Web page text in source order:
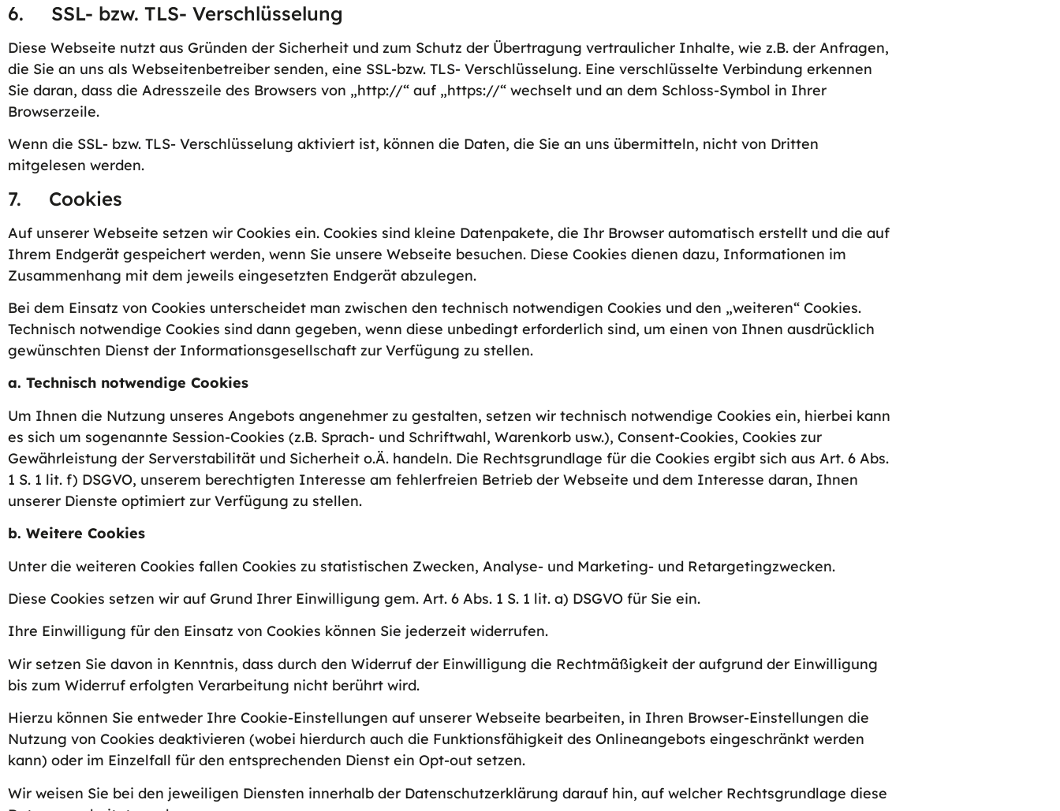
6. SSL- bzw. TLS- Verschlüsselung
Diese Webseite nutzt aus Gründen der Sicherheit und zum Schutz der Übertragung vertraulicher Inhalte, wie z.B. der Anfragen,
die Sie an uns als Webseitenbetreiber senden, eine SSL-bzw. TLS- Verschlüsselung. Eine verschlüsselte Verbindung erkennen
Sie daran, dass die Adresszeile des Browsers von „http://“ auf „https://“ wechselt und an dem Schloss-Symbol in Ihrer
Browserzeile.
Wenn die SSL- bzw. TLS- Verschlüsselung aktiviert ist, können die Daten, die Sie an uns übermitteln, nicht von Dritten
mitgelesen werden.
7. Cookies
Auf unserer Webseite setzen wir Cookies ein. Cookies sind kleine Datenpakete, die Ihr Browser automatisch erstellt und die auf
Ihrem Endgerät gespeichert werden, wenn Sie unsere Webseite besuchen. Diese Cookies dienen dazu, Informationen im
Zusammenhang mit dem jeweils eingesetzten Endgerät abzulegen.
Bei dem Einsatz von Cookies unterscheidet man zwischen den technisch notwendigen Cookies und den „weiteren“ Cookies.
Technisch notwendige Cookies sind dann gegeben, wenn diese unbedingt erforderlich sind, um einen von Ihnen ausdrücklich
gewünschten Dienst der Informationsgesellschaft zur Verfügung zu stellen.
a. Technisch notwendige Cookies
Um Ihnen die Nutzung unseres Angebots angenehmer zu gestalten, setzen wir technisch notwendige Cookies ein, hierbei kann
es sich um sogenannte Session-Cookies (z.B. Sprach- und Schriftwahl, Warenkorb usw.), Consent-Cookies, Cookies zur
Gewährleistung der Serverstabilität und Sicherheit o.Ä. handeln. Die Rechtsgrundlage für die Cookies ergibt sich aus Art. 6 Abs.
1 S. 1 lit. f) DSGVO, unserem berechtigten Interesse am fehlerfreien Betrieb der Webseite und dem Interesse daran, Ihnen
unserer Dienste optimiert zur Verfügung zu stellen.
b. Weitere Cookies
Unter die weiteren Cookies fallen Cookies zu statistischen Zwecken, Analyse- und Marketing- und Retargetingzwecken.
Diese Cookies setzen wir auf Grund Ihrer Einwilligung gem. Art. 6 Abs. 1 S. 1 lit. a) DSGVO für Sie ein.
Ihre Einwilligung für den Einsatz von Cookies können Sie jederzeit widerrufen.
Wir setzen Sie davon in Kenntnis, dass durch den Widerruf der Einwilligung die Rechtmäßigkeit der aufgrund der Einwilligung
bis zum Widerruf erfolgten Verarbeitung nicht berührt wird.
Hierzu können Sie entweder Ihre Cookie-Einstellungen auf unserer Webseite bearbeiten, in Ihren Browser-Einstellungen die
Nutzung von Cookies deaktivieren (wobei hierdurch auch die Funktionsfähigkeit des Onlineangebots eingeschränkt werden
kann) oder im Einzelfall für den entsprechenden Dienst ein Opt-out setzen.
Wir weisen Sie bei den jeweiligen Diensten innerhalb der Datenschutzerklärung darauf hin, auf welcher Rechtsgrundlage diese